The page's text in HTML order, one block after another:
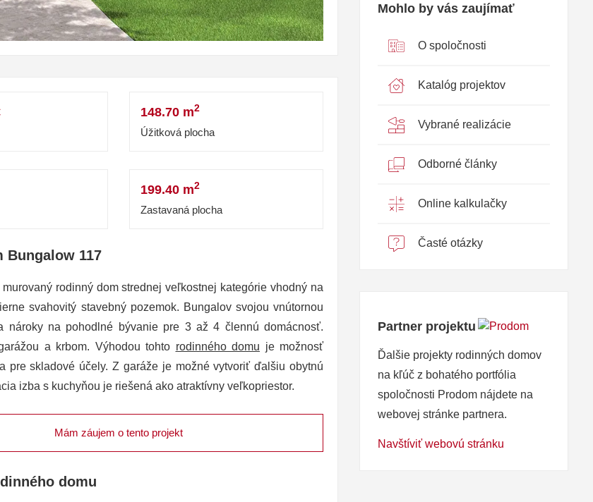
148.70 m2
Úžitková plocha
199.40 m2
Zastavaná plocha
Bungalow 117
rodinný dom strednej veľkostnej kategórie vhodný na
svahovitý stavebný pozemok. Bungalov svojou vnútornou
nároky na pohodlné bývanie pre 3 až 4 člennú domácnosť.
a krbom. Výhodou tohto rodinného domu je možnosť
pre skladové účely. Z garáže je možné vytvoriť ďalšiu obytnú
izba s kuchyňou je riešená ako atraktívny veľkopriestor.
Mám záujem o tento projekt
domu
Mohlo by vás zaujímať
O spoločnosti
Katalóg projektov
Vybrané realizácie
Odborné články
Online kalkulačky
Časté otázky
Partner projektu
Ďalšie projekty rodinných domov
na kľúč z bohatého portfólia
spoločnosti Prodom nájdete na
webovej stránke partnera.
Navštíviť webovú stránku